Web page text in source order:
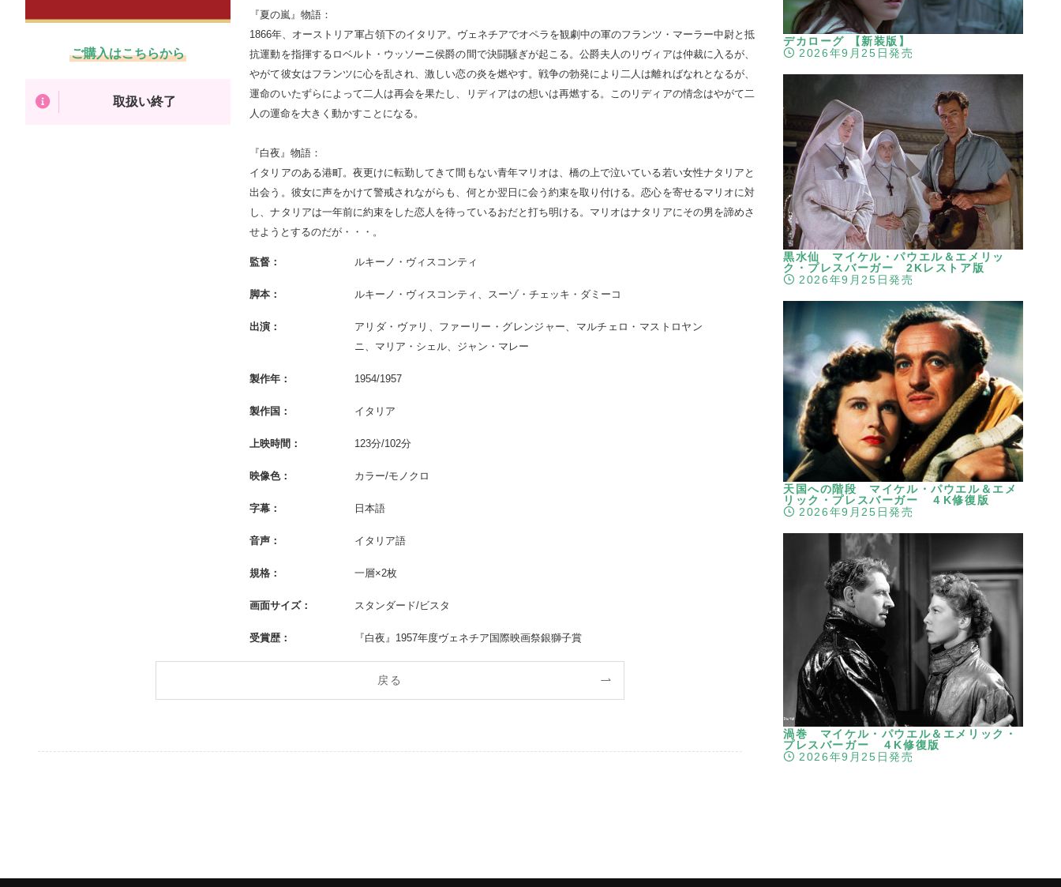
ご購入はこちらから
取扱い終了
『夏の嵐』物語：
1866年、オーストリア軍占領下のイタリア。ヴェネチアでオペラを観劇中の軍のフランツ・マーラー中尉と抵
抗運動を指揮するロベルト・ウッソーニ侯爵の間で決闘騒ぎが起こる。公爵夫人のリヴィアは仲裁に入るが、
やがて彼女はフランツに心を乱され、激しい恋の炎を燃やす。戦争の勃発により二人は離ればなれとなるが、
運命のいたずらによって二人は再会を果たし、リディアはの想いは再燃する。このリディアの情念はやがて二
人の運命を大きく動かすことになる。
『白夜』物語：
イタリアのある港町。夜更けに転勤してきて間もない青年マリオは、橋の上で泣いている若い女性ナタリアと
出会う。彼女に声をかけて警戒されながらも、何とか翌日に会う約束を取り付ける。恋心を寄せるマリオに対
し、ナタリアは一年前に約束をした恋人を待っているおだと打ち明ける。マリオはナタリアにその男を諦めさ
せようとするのだが・・・。
監督： ルキーノ・ヴィスコンティ
脚本： ルキーノ・ヴィスコンティ、スーゾ・チェッキ・ダミーコ
出演：
アリダ・ヴァリ、ファーリー・グレンジャー、マルチェロ・マストロヤン
ニ、マリア・シェル、ジャン・マレー
製作年： 1954/1957
製作国： イタリア
上映時間： 123分/102分
映像色： カラー/モノクロ
字幕： 日本語
音声： イタリア語
規格： 一層×2枚
画面サイズ： スタンダード/ビスタ
受賞歴： 『白夜』1957年度ヴェネチア国際映画祭銀獅子賞
戻る
デカローグ 【新装版】
2026年9月25日発売
黒水仙 マイケル・パウエル＆エメリッ
ク・プレスバーガー 2Kレストア版
2026年9月25日発売
天国への階段 マイケル・パウエル＆エメ
リック・プレスバーガー ４K修復版
2026年9月25日発売
渦巻 マイケル・パウエル＆エメリック・
プレスバーガー ４K修復版
2026年9月25日発売